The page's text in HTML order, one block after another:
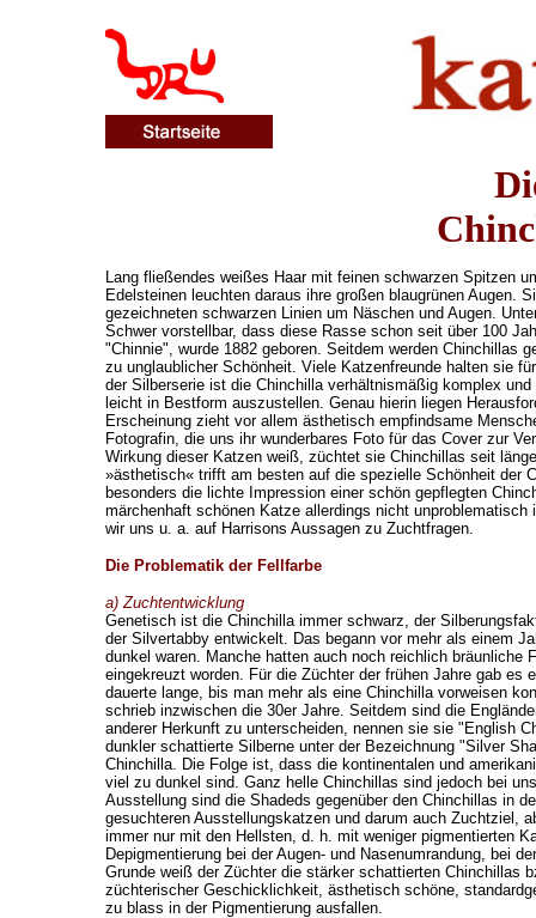
Lang fließendes weißes Haar mit feinen schwarzen Spitzen
Edelsteinen leuchten daraus ihre großen blaugrünen
gezeichneten schwarzen Linien um Näschen und Augen.
Schwer vorstellbar, dass diese Rasse schon seit über 100
"Chinnie", wurde 1882 geboren. Seitdem werden Chinchillas
zu unglaublicher Schönheit. Viele Katzenfreunde halten sie
der Silberserie ist die Chinchilla verhältnismäßig komplex
leicht in Bestform auszustellen. Genau hierin liegen
Erscheinung zieht vor allem ästhetisch empfindsame
Fotografin, die uns ihr wunderbares Foto für das Cover zur
Wirkung dieser Katzen weiß, züchtet sie Chinchillas seit
»ästhetisch« trifft am besten auf die spezielle Schönheit der
besonders die lichte Impression einer schön gepflegten
märchenhaft schönen Katze allerdings nicht
wir uns u. a. auf Harrisons Aussagen zu Zuchtfragen.
Die Problematik der Fellfarbe
a) Zuchtentwicklung
Genetisch ist die Chinchilla immer schwarz, der
der Silvertabby entwickelt. Das begann vor mehr als einem
dunkel waren. Manche hatten auch noch reichlich bräunliche
eingekreuzt worden. Für die Züchter der frühen Jahre gab es
dauerte lange, bis man mehr als eine Chinchilla vorweisen
schrieb inzwischen die 30er Jahre. Seitdem sind die
anderer Herkunft zu unterscheiden, nennen sie sie "English
dunkler schattierte Silberne unter der Bezeichnung "Silver
Chinchilla. Die Folge ist, dass die kontinentalen und
viel zu dunkel sind. Ganz helle Chinchillas sind jedoch bei
Ausstellung sind die Shadeds gegenüber den Chinchillas in
gesuchteren Ausstellungskatzen und darum auch Zuchtziel,
immer nur mit den Hellsten, d. h. mit weniger pigmentierten
Depigmentierung bei der Augen- und Nasenumrandung, bei
Grunde weiß der Züchter die stärker schattierten Chinchillas
züchterischer Geschicklichkeit, ästhetisch schöne,
zu blass in der Pigmentierung ausfallen.